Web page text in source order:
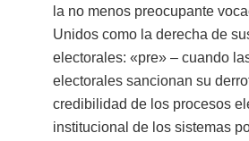
la no menos preocupante
Unidos como la derecha de
electorales: «pre» – cuando
electorales sancionan su
credibilidad de los procesos
institucional de los sistemas